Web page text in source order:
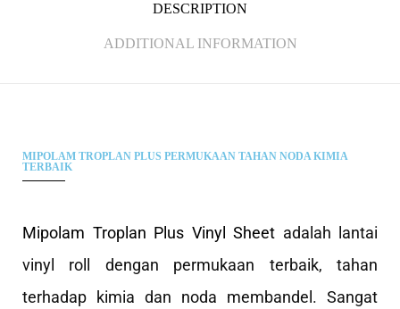
DESCRIPTION
ADDITIONAL INFORMATION
MIPOLAM TROPLAN PLUS PERMUKAAN TAHAN NODA KIMIA
TERBAIK
Mipolam Troplan Plus Vinyl Sheet adalah lantai
vinyl roll dengan permukaan terbaik, tahan
terhadap kimia dan noda membandel. Sangat